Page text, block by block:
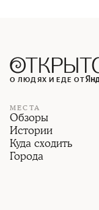
О ЛЮДЯХ И ЕДЕ ОТ
МЕСТА
Обзоры
Истории
Куда сходить
Города